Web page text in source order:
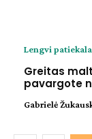
Lengvi
Greitas
pavargote
Gabrielė